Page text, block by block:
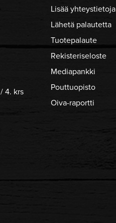
4. krs
Lisää yhteystietoja
Lähetä palautetta
Tuotepalaute
Rekisteriseloste
Mediapankki
Pouttuopisto
Oiva-raportti